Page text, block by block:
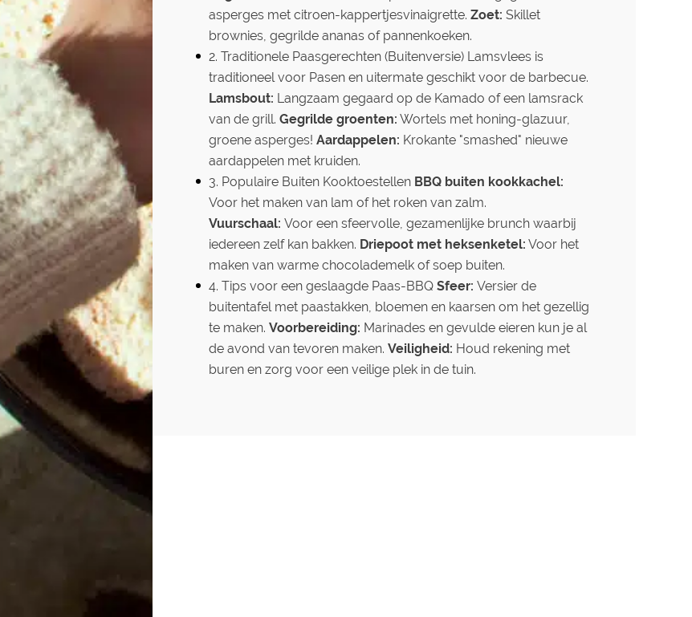
asperges met citroen-kappertjesvinaigrette. Zoet: Skillet
brownies, gegrilde ananas of pannenkoeken.
2. Traditionele Paasgerechten (Buitenversie) Lamsvlees is
traditioneel voor Pasen en uitermate geschikt voor de barbecue.
Lamsbout: Langzaam gegaard op de Kamado of een lamsrack
van de grill. Gegrilde groenten: Wortels met honing-glazuur,
groene asperges! Aardappelen: Krokante "smashed" nieuwe
aardappelen met kruiden.
3. Populaire Buiten Kooktoestellen BBQ buiten kookkachel:
Voor het maken van lam of het roken van zalm.
Vuurschaal: Voor een sfeervolle, gezamenlijke brunch waarbij
iedereen zelf kan bakken. Driepoot met heksenketel: Voor het
maken van warme chocolademelk of soep buiten.
4. Tips voor een geslaagde Paas-BBQ Sfeer: Versier de
buitentafel met paastakken, bloemen en kaarsen om het gezellig
te maken. Voorbereiding: Marinades en gevulde eieren kun je al
de avond van tevoren maken. Veiligheid: Houd rekening met
buren en zorg voor een veilige plek in de tuin.